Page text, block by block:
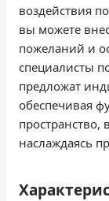
воздействия
вы можете
пожеланий и
специалисты
предложат
обеспечивая
пространство,
наслаждаясь